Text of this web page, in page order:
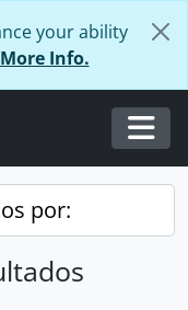
your ability
More Info.
por: